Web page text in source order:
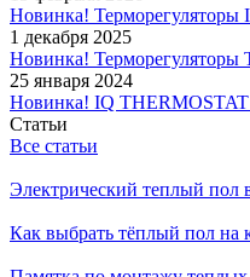
Новинка!
1 декабря 2025
Новинка! Терморегуляторы
25 января 2024
Новинка! IQ
Статьи
Все статьи
Электрический теплый пол
Как выбрать тёплый пол на